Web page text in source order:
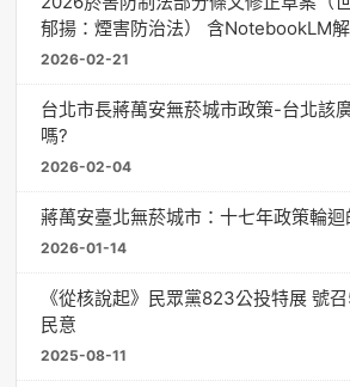
郁揚：煙害防治法） 含NotebookLM
2026-02-21
台北市長蔣萬安無菸城市政策-台北該
嗎?
2026-02-04
蔣萬安臺北無菸城市：十七年政策輪迴
2026-01-14
《從核說起》民眾黨823公投特展 號
民意
2025-08-11